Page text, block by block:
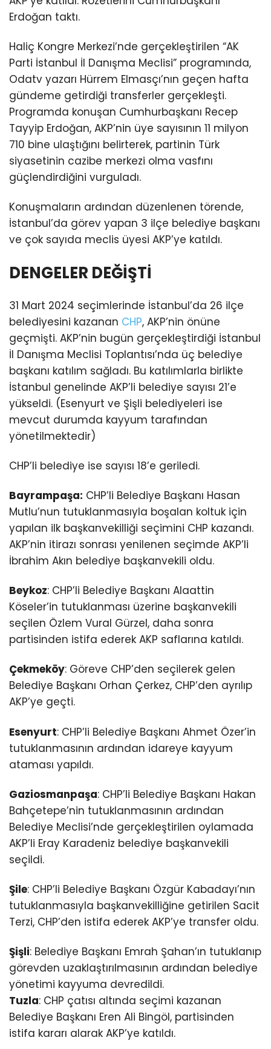
Erdoğan taktı.
Haliç Kongre Merkezi’nde gerçekleştirilen “AK
Parti İstanbul İl Danışma Meclisi” programında,
Odatv yazarı Hürrem Elmasçı’nın geçen hafta
gündeme getirdiği transferler gerçekleşti.
Programda konuşan Cumhurbaşkanı Recep
Tayyip Erdoğan, AKP’nin üye sayısının 11 milyon
710 bine ulaştığını belirterek, partinin Türk
siyasetinin cazibe merkezi olma vasfını
güçlendirdiğini vurguladı.
Konuşmaların ardından düzenlenen törende,
İstanbul’da görev yapan 3 ilçe belediye başkanı
ve çok sayıda meclis üyesi AKP’ye katıldı.
DENGELER DEĞİŞTİ
31 Mart 2024 seçimlerinde İstanbul’da 26 ilçe
belediyesini kazanan CHP, AKP’nin önüne
geçmişti. AKP’nin bugün gerçekleştirdiği İstanbul
İl Danışma Meclisi Toplantısı’nda üç belediye
başkanı katılım sağladı. Bu katılımlarla birlikte
İstanbul genelinde AKP’li belediye sayısı 21’e
yükseldi. (Esenyurt ve Şişli belediyeleri ise
mevcut durumda kayyum tarafından
yönetilmektedir)
CHP’li belediye ise sayısı 18’e geriledi.
Bayrampaşa: CHP’li Belediye Başkanı Hasan
Mutlu’nun tutuklanmasıyla boşalan koltuk için
yapılan ilk başkanvekilliği seçimini CHP kazandı.
AKP’nin itirazı sonrası yenilenen seçimde AKP’li
İbrahim Akın belediye başkanvekili oldu.
Beykoz: CHP’li Belediye Başkanı Alaattin
Köseler’in tutuklanması üzerine başkanvekili
seçilen Özlem Vural Gürzel, daha sonra
partisinden istifa ederek AKP saflarına katıldı.
Çekmeköy: Göreve CHP’den seçilerek gelen
Belediye Başkanı Orhan Çerkez, CHP’den ayrılıp
AKP’ye geçti.
Esenyurt: CHP’li Belediye Başkanı Ahmet Özer’in
tutuklanmasının ardından idareye kayyum
ataması yapıldı.
Gaziosmanpaşa: CHP’li Belediye Başkanı Hakan
Bahçetepe’nin tutuklanmasının ardından
Belediye Meclisi’nde gerçekleştirilen oylamada
AKP’li Eray Karadeniz belediye başkanvekili
seçildi.
Şile: CHP’li Belediye Başkanı Özgür Kabadayı’nın
tutuklanmasıyla başkanvekilliğine getirilen Sacit
Terzi, CHP’den istifa ederek AKP’ye transfer oldu.
Şişli: Belediye Başkanı Emrah Şahan’ın tutuklanıp
görevden uzaklaştırılmasının ardından belediye
yönetimi kayyuma devredildi.
Tuzla: CHP çatısı altında seçimi kazanan
Belediye Başkanı Eren Ali Bingöl, partisinden
istifa kararı alarak AKP’ye katıldı.